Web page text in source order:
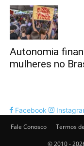
Autonomia
mulheres no
Facebook
Fale Conosco
Termos
© 2010 -